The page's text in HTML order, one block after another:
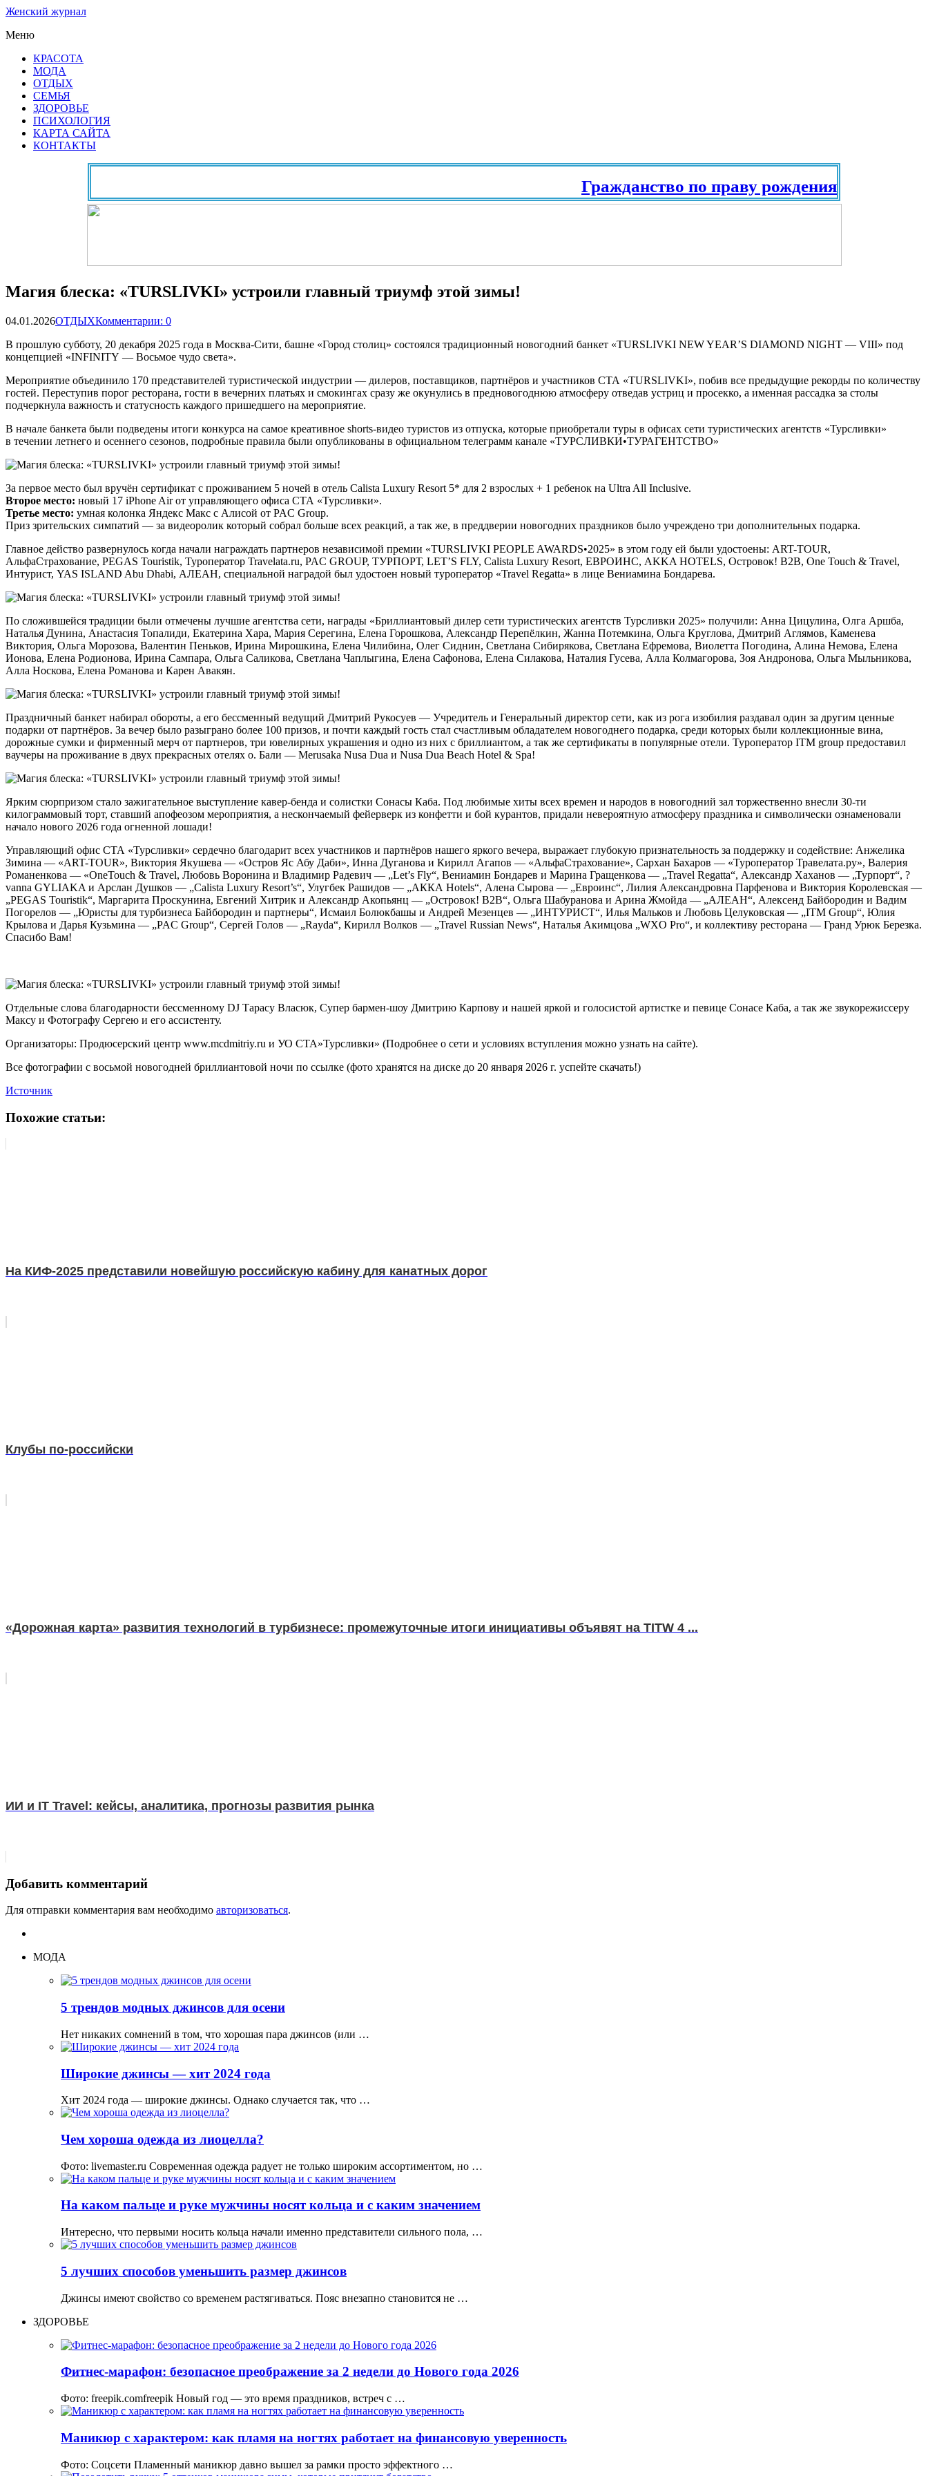
Женский журнал
Меню
КРАСОТА
МОДА
ОТДЫХ
СЕМЬЯ
ЗДОРОВЬЕ
ПСИХОЛОГИЯ
КАРТА САЙТА
КОНТАКТЫ
Гражданство по праву рождения. Паспорт в
Магия блеска: «TURSLIVKI» устроили главный триумф этой зимы!
04.01.2026ОТДЫХКомментарии: 0
В прошлую субботу, 20 декабря 2025 года в Москва-Сити, башне «Город столиц» состоялся традиционный новогодний банкет «TURSLIVKI NEW YEAR’S DIAMOND NIGHT — VIII» под
концепцией «INFINITY — Восьмое чудо света».
Мероприятие объединило 170 представителей туристической индустрии — дилеров, поставщиков, партнёров и участников СТА «TURSLIVKI», побив все предыдущие рекорды по количеству
гостей. Переступив порог ресторана, гости в вечерних платьях и смокингах сразу же окунулись в предновогоднюю атмосферу отведав устриц и просекко, а именная рассадка за столы
подчеркнула важность и статусность каждого пришедшего на мероприятие.
В начале банкета были подведены итоги конкурса на самое креативное shorts-видео туристов из отпуска, которые приобретали туры в офисах сети туристических агентств «Турсливки»
в течении летнего и осеннего сезонов, подробные правила были опубликованы в официальном телеграмм канале «ТУРСЛИВКИ•ТУРАГЕНТСТВО»
За первое место был вручён сертификат с проживанием 5 ночей в отель Calista Luxury Resort 5* для 2 взрослых + 1 ребенок на Ultra All Inclusive.
Второе место: новый 17 iPhone Air от управляющего офиса СТА «Турсливки».
Третье место: умная колонка Яндекс Макс с Алисой от PAC Group.
Приз зрительских симпатий — за видеоролик который собрал больше всех реакций, а так же, в преддверии новогодних праздников было учреждено три дополнительных подарка.
Главное действо развернулось когда начали награждать партнеров независимой премии «TURSLIVKI PEOPLE AWARDS•2025» в этом году ей были удостоены: ART-TOUR,
АльфаСтрахование, PEGAS Touristik, Туроператор Travelata.ru, PAC GROUP, ТУРПОРТ, LET’S FLY, Calista Luxury Resort, ЕВРОИНС, AKKA HOTELS, Островок! В2В, One Touch & Travel,
Интурист, YAS ISLAND Abu Dhabi, АЛЕАН, специальной наградой был удостоен новый туроператор «Travel Regatta» в лице Вениамина Бондарева.
По сложившейся традиции были отмечены лучшие агентства сети, награды «Бриллиантовый дилер сети туристических агентств Турсливки 2025» получили: Анна Цицулина, Олга Аршба,
Наталья Дунина, Анастасия Топалиди, Екатерина Хара, Мария Серегина, Елена Горошкова, Александр Перепёлкин, Жанна Потемкина, Ольга Круглова, Дмитрий Аглямов, Каменева
Виктория, Ольга Морозова, Валентин Пеньков, Ирина Мирошкина, Елена Чилибина, Олег Сиднин, Светлана Сибирякова, Светлана Ефремова, Виолетта Погодина, Алина Немова, Елена
Ионова, Елена Родионова, Ирина Сампара, Ольга Саликова, Светлана Чаплыгина, Елена Сафонова, Елена Силакова, Наталия Гусева, Алла Колмагорова, Зоя Андронова, Ольга Мыльникова,
Алла Носкова, Елена Романова и Карен Авакян.
Праздничный банкет набирал обороты, а его бессменный ведущий Дмитрий Рукосуев — Учредитель и Генеральный директор сети, как из рога изобилия раздавал один за другим ценные
подарки от партнёров. За вечер было разыграно более 100 призов, и почти каждый гость стал счастливым обладателем новогоднего подарка, среди которых были коллекционные вина,
дорожные сумки и фирменный мерч от партнеров, три ювелирных украшения и одно из них с бриллиантом, а так же сертификаты в популярные отели. Туроператор ITM group предоставил
ваучеры на проживание в двух прекрасных отелях о. Бали — Merusaka Nusa Dua и Nusa Dua Beach Hotel & Spa!
Ярким сюрпризом стало зажигательное выступление кавер-бенда и солистки Сонасы Каба. Под любимые хиты всех времен и народов в новогодний зал торжественно внесли 30-ти
килограммовый торт, ставший апофеозом мероприятия, а нескончаемый фейерверк из конфетти и бой курантов, придали невероятную атмосферу праздника и символически ознаменовали
начало нового 2026 года огненной лошади!
Управляющий офис СТА «Турсливки» сердечно благодарит всех участников и партнёров нашего яркого вечера, выражает глубокую признательность за поддержку и содействие: Анжелика
Зимина — «ART-TOUR», Виктория Якушева — «Остров Яс Абу Даби», Инна Дуганова и Кирилл Агапов — «АльфаСтрахование», Сархан Бахаров — «Туроператор Травелата.ру», Валерия
Романенкова — «OneTouch & Travel, Любовь Воронина и Владимир Радевич — „Let’s Fly“, Вениамин Бондарев и Марина Гращенкова — „Travel Regatta“, Александр Хаханов — „Турпорт“, ?
vanna GYLIAKA и Арслан Душков — „Calista Luxury Resort’s“, Улугбек Рашидов — „АККА Hotels“, Алена Сырова — „Евроинс“, Лилия Александровна Парфенова и Виктория Королевская —
„PEGAS Touristik“, Маргарита Проскунина, Евгений Хитрик и Александр Акопьянц — „Островок! B2B“, Ольга Шабуранова и Арина Жмойда — „АЛЕАН“, Алексенд Байбородин и Вадим
Погорелов — „Юристы для турбизнеса Байбородин и партнеры“, Исмаил Болюкбашы и Андрей Мезенцев — „ИНТУРИСТ“, Илья Мальков и Любовь Целуковская — „ITM Group“, Юлия
Крылова и Дарья Кузьмина — „PAC Group“, Сергей Голов — „Rayda“, Кирилл Волков — „Travel Russian News“, Наталья Акимцова „WXO Pro“, и коллективу ресторана — Гранд Урюк Березка.
Спасибо Вам!
Отдельные слова благодарности бессменному DJ Тарасу Власюк, Супер бармен-шоу Дмитрию Карпову и нашей яркой и голосистой артистке и певице Сонасе Каба, а так же звукорежиссеру
Максу и Фотографу Сергею и его ассистенту.
Организаторы: Продюсерский центр www.mcdmitriy.ru и УО СТА»Турсливки» (Подробнее о сети и условиях вступления можно узнать на сайте).
Все фотографии с восьмой новогодней бриллиантовой ночи по ссылке (фото хранятся на диске до 20 января 2026 г. успейте скачать!)
Источник
Похожие статьи:
На КИФ-2025 представили новейшую российскую кабину для канатных дорог
Клубы по-российски
«Дорожная карта» развития технологий в турбизнесе: промежуточные итоги инициативы объявят на TITW 4 ...
ИИ и IT Travel: кейсы, аналитика, прогнозы развития рынка
Добавить комментарий
Для отправки комментария вам необходимо авторизоваться.
МОДА
5 трендов модных джинсов для осени
Нет никаких сомнений в том, что хорошая пара джинсов (или …
Широкие джинсы — хит 2024 года
Хит 2024 года — широкие джинсы. Однако случается так, что …
Чем хороша одежда из лиоцелла?
Фото: livemaster.ru Современная одежда радует не только широким ассортиментом, но …
На каком пальце и руке мужчины носят кольца и с каким значением
Интересно, что первыми носить кольца начали именно представители сильного пола, …
5 лучших способов уменьшить размер джинсов
Джинсы имеют свойство со временем растягиваться. Пояс внезапно становится не …
ЗДОРОВЬЕ
Фитнес-марафон: безопасное преображение за 2 недели до Нового года 2026
Фото: freepik.comfreepik Новый год — это время праздников, встреч с …
Маникюр с характером: как пламя на ногтях работает на финансовую уверенность
Фото: Соцсети Пламенный маникюр давно вышел за рамки просто эффектного …